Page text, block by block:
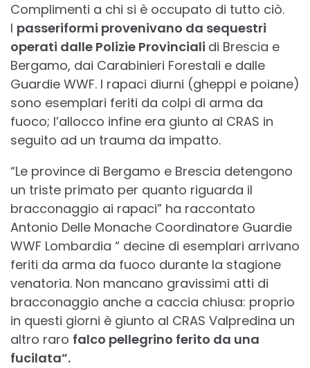
Complimenti a chi si è occupato di tutto ciò.
I passeriformi provenivano da sequestri
operati dalle Polizie Provinciali di Brescia e
Bergamo, dai Carabinieri Forestali e dalle
Guardie WWF. I rapaci diurni (gheppi e poiane)
sono esemplari feriti da colpi di arma da
fuoco; l’allocco infine era giunto al CRAS in
seguito ad un trauma da impatto.
“Le province di Bergamo e Brescia detengono
un triste primato per quanto riguarda il
bracconaggio ai rapaci” ha raccontato
Antonio Delle Monache Coordinatore Guardie
WWF Lombardia “ decine di esemplari arrivano
feriti da arma da fuoco durante la stagione
venatoria. Non mancano gravissimi atti di
bracconaggio anche a caccia chiusa: proprio
in questi giorni è giunto al CRAS Valpredina un
altro raro falco pellegrino ferito da una
fucilata”.